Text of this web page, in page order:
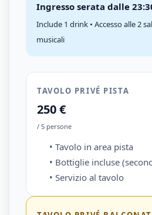
Ingresso serata dalle
Include 1 drink • Accesso alle 2
musicali
TAVOLO PRIVÉ PISTA
250 €
/ 5 persone
• Tavolo in area pista
• Bottiglie incluse
• Servizio al tavolo